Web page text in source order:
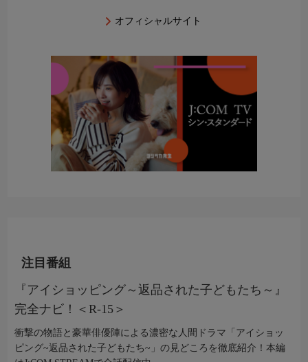
オフィシャルサイト
注目番組
『アイショッピング～返品された子どもたち～』
完全ナビ！＜R-15＞
衝撃の物語と豪華俳優陣による濃密な人間ドラマ「アイショッ
ピング~返品された子どもたち~」の見どころを徹底紹介！本編